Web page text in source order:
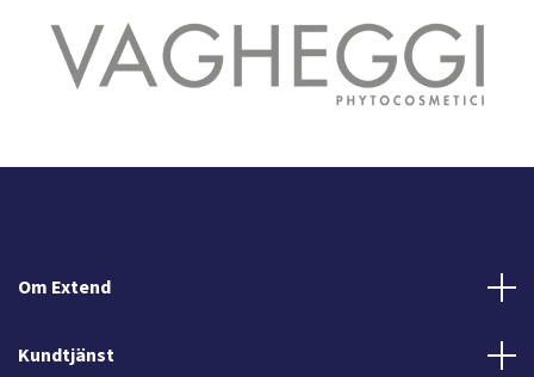
Om Extend
Kundtjänst